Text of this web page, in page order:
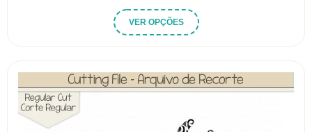
através
R$ 32.82
VER OPÇÕES
produto
tem
várias
variantes.
As